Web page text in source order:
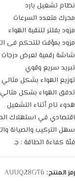
نظام تشغيل بارد
محرك متعدد السرعات
مزود بفلتر لتنقية الهواء
مزود بمؤقت للتحكم فى
شاشة رقمية لعرض درجات
تبريد سريع وقوي
توزيع الهواء بشكل مثالي
تدفق الهواء بشكل مثالي
هدوء تام أثناء التشغيل
اقتصادي في استهلاك
سهل التركيب والصيانة
فئة كفاءة الطاقة : جـ
رمز المنتج: AUUQ28GT6